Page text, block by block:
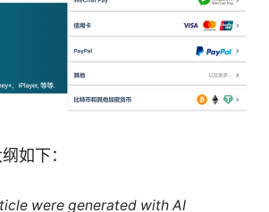
如下：
were generated with AI